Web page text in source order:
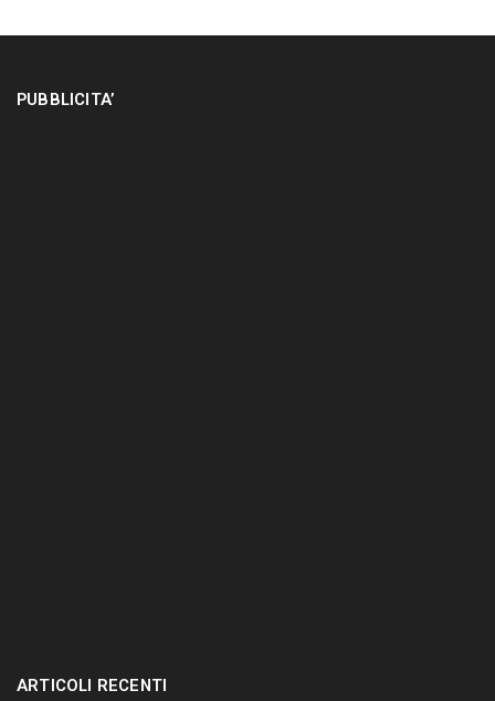
h
d
PUBBLICITA’
ARTICOLI RECENTI